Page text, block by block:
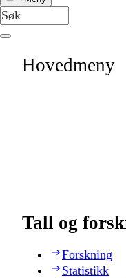
Hovedmeny
Tall og
Forskning
Statistikk